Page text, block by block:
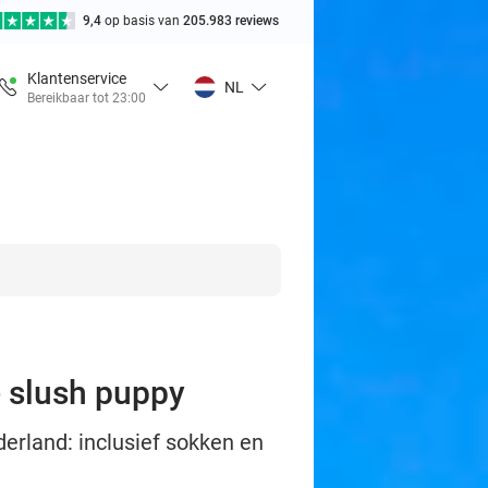
9,4 op basis van 205.983 reviews
Klantenservice
Bereikbaar tot 23:00
NL
slush puppy
inclusief sokken en